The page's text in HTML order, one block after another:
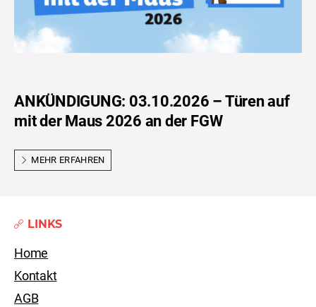
ANKÜNDIGUNG: 03.10.2026 – Türen auf
mit der Maus 2026 an der FGW
MEHR ERFAHREN
LINKS
Home
Kontakt
AGB